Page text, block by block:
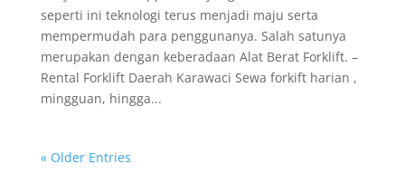
seperti ini teknologi terus menjadi maju serta
mempermudah para penggunanya. Salah satunya
merupakan dengan keberadaan Alat Berat Forklift. –
Rental Forklift Daerah Karawaci Sewa forkift harian ,
mingguan, hingga...
« Older Entries